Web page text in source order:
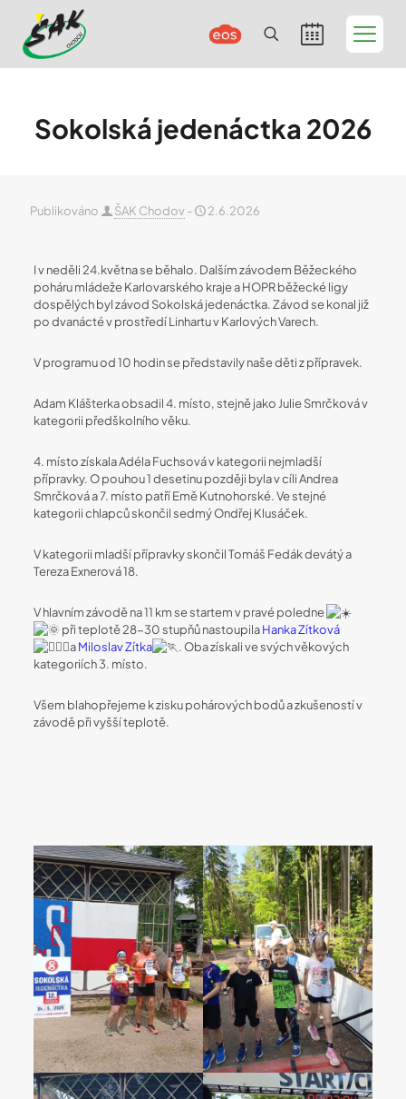
Sokolská jedenáctka 2026
Publikováno ŠAK Chodov- 2.6.2026
I v neděli 24.května se běhalo. Dalším závodem Běžeckého
poháru mládeže Karlovarského kraje a HOPR běžecké ligy
dospělých byl závod Sokolská jedenáctka. Závod se konal již
po dvanácté v prostředí Linhartu v Karlových Varech.
V programu od 10 hodin se představily naše děti z přípravek.
Adam Klášterka obsadil 4. místo, stejně jako Julie Smrčková v
kategorii předškolního věku.
4. místo získala Adéla Fuchsová v kategorii nejmladší
přípravky. O pouhou 1 desetinu později byla v cíli Andrea
Smrčková a 7. místo patří Emě Kutnohorské. Ve stejné
kategorii chlapců skončil sedmý Ondřej Klusáček.
V kategorii mladší přípravky skončil Tomáš Fedák devátý a
Tereza Exnerová 18.
V hlavním závodě na 11 km se startem v pravé poledne
při teplotě 28-30 stupňů nastoupilaHanka Zítková
aMiloslav Zítka
. Oba získali ve svých věkových
kategoriích 3. místo.
Všem blahopřejeme k zisku pohárových bodů a zkušeností v
závodě při vyšší teplotě.